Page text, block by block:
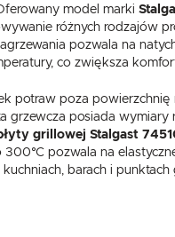
model marki
różnych rodzajów
pozwala na
co zwiększa
potraw poza
grzewcza posiada
grillowej Stalgast
pozwala na
barach i